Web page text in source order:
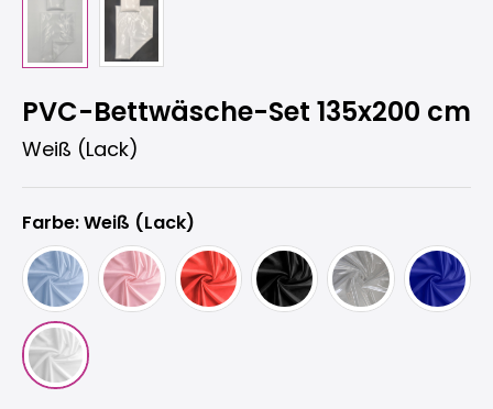
PVC-Bettwäsche-Set 135x200 cm
Weiß (Lack)
Farbe: Weiß (Lack)